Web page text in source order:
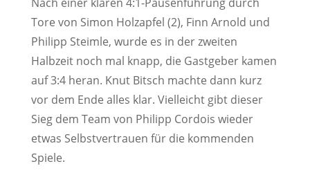
Tore von Simon Holzapfel (2), Finn Arnold und
Philipp Steimle, wurde es in der zweiten
Halbzeit noch mal knapp, die Gastgeber kamen
auf 3:4 heran. Knut Bitsch machte dann kurz
vor dem Ende alles klar. Vielleicht gibt dieser
Sieg dem Team von Philipp Cordois wieder
etwas Selbstvertrauen für die kommenden
Spiele.